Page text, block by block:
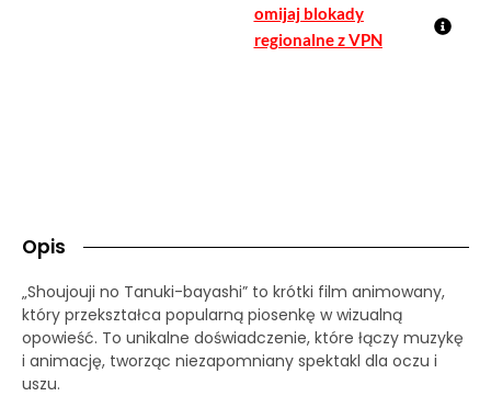
omijaj blokady
regionalne z VPN
Opis
„Shoujouji no Tanuki-bayashi” to krótki film animowany,
który przekształca popularną piosenkę w wizualną
opowieść. To unikalne doświadczenie, które łączy muzykę
i animację, tworząc niezapomniany spektakl dla oczu i
uszu.